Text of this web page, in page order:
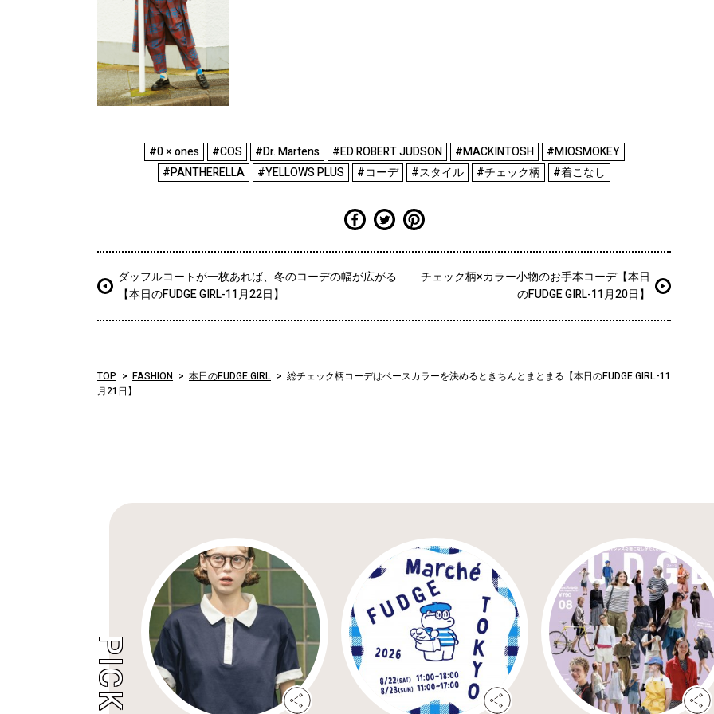
#0 × ones #COS #Dr. Martens #ED ROBERT JUDSON #MACKINTOSH
#MIOSMOKEY
#PANTHERELLA
#YELLOWS PLUS #コーデ #スタイル #チェック柄 #着こなし
ダッフルコートが一枚あれば、冬のコーデの幅が広がる
【本日のFUDGE GIRL-11月22日】
チェック柄×カラー小物のお手本コーデ【本日
のFUDGE GIRL-11月20日】
TOP FASHION 本日のFUDGE GIRL
総チェック柄コーデはベースカラーを決めるときちんとまとまる【本日のFUDGE GIRL-11
月21日】